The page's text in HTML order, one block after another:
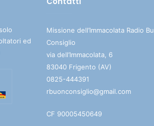
ed
Missione dell’Immacolata Radio
Consiglio
via dell’Immacolata, 6
83040 Frigento (AV)
0825-444391
rbuonconsiglio@gmail.com
CF 90005450649